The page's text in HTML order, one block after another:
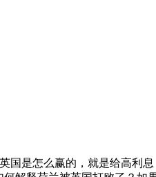
是怎么赢的，就是给高利